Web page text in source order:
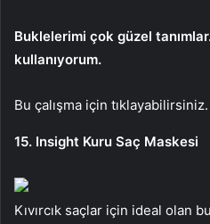
Buklelerimi çok güzel
kullanıyorum.
Bu çalışma için tıklayabilirsiniz.
15. Insight Kuru Saç Maskesi
Kıvırcık saçlar için ideal olan